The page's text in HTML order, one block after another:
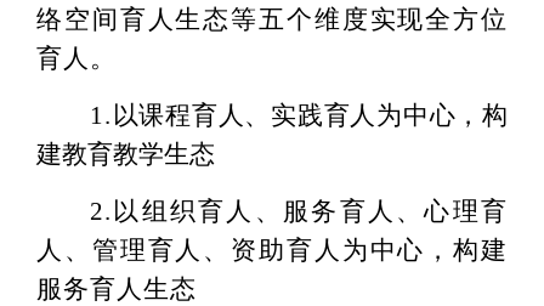
络空间育人生态等五个维度实现全方位
育人。
1. 以课程育人、实践育人为中心，构
建教育教学生态
2.以组织育人、服务育人、心理育
人、管理育人、资助育人为中心，构建
服务育人生态